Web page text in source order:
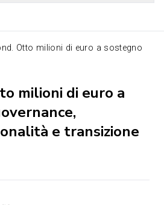
Otto milioni di euro a sostegno
milioni di euro a
e transizione